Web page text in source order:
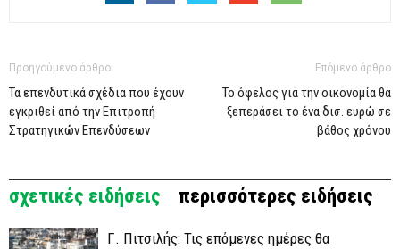
Προηγούμενο άρθρο
Τα επενδυτικά σχέδια που έχουν
εγκριθεί από την Eπιτροπή
Στρατηγικών Επενδύσεων
Επόμενο άρθρο
Το όφελος για την οικονομία θα
ξεπεράσει το ένα δισ. ευρώ σε
βάθος χρόνου
σχετικές ειδήσεις περισσότερες ειδήσεις
Γ. Πιτσιλής: Τις επόμενες ημέρες θα